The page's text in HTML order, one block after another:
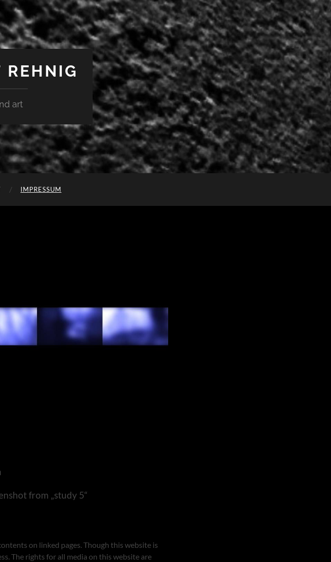
REHNIG
art
IMPRESSUM
from „study 5“
on linked pages. Though this website is
The rights for all media on this website are